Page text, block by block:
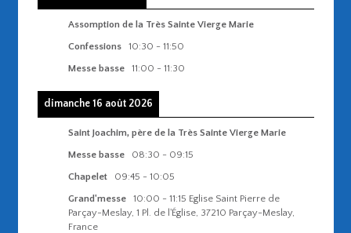
Assomption de la Très Sainte Vierge Marie
Confessions
10:30 - 11:50
Messe basse
11:00 - 11:30
dimanche 16 août 2026
Saint Joachim, père de la Très Sainte Vierge Marie
Messe basse
08:30 - 09:15
Chapelet
09:45 - 10:05
Grand'messe
10:00 - 11:15 Eglise Saint Pierre de
Parçay-Meslay, 1 Pl. de l'Église, 37210 Parçay-Meslay,
France